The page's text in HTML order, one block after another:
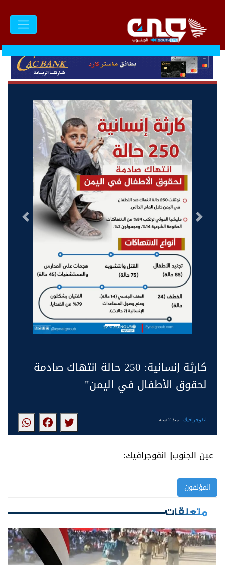
التالى السابق
كارثة إنسانية: 250 حالة انتهاك صادمة
لحقوق الأطفال في اليمن"
انفوجرافيك- منذ 2 سنة
عين الجنوب|| انفوجرافيك:
المؤلفون
متعلقات